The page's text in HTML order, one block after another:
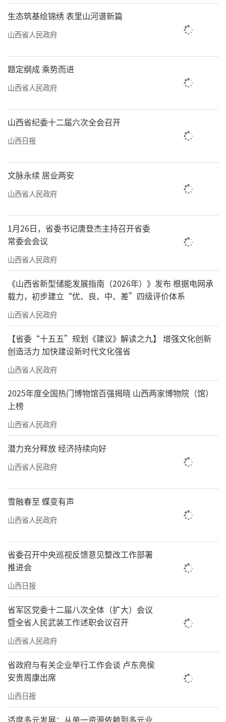
生态筑基绘锦绣 表里山河谱新篇
山西省人民政府
题定纲成 乘势而进
山西省人民政府
山西省纪委十二届六次全会召开
山西日报
文脉永续 居业两安
山西省人民政府
1月26日，省委书记唐登杰主持召开省委
常委会会议
山西省人民政府
《山西省新型储能发展指南（2026年）》发布 根据电网承
载力，初步建立“优、良、中、差”四级评价体系
山西省人民政府
【省委“十五五”规划《建议》解读之九】 增强文化创新
创造活力 加快建设新时代文化强省
山西省人民政府
2025年度全国热门博物馆百强揭晓 山西两家博物院（馆）
上榜
山西省人民政府
潜力充分释放 经济持续向好
山西省人民政府
雪融春至 蝶变有声
山西省人民政府
省委召开中央巡视反馈意见整改工作部署
推进会
山西日报
省军区党委十二届八次全体（扩大）会议
暨全省人民武装工作述职会议召开
山西省人民政府
省政府与有关企业举行工作会谈 卢东亮侯
安贵周康出席
山西日报
适度多元发展：从单一资源依赖到多元业